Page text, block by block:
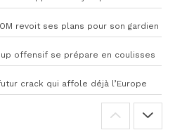
revoit ses plans pour son gardien
offensif se prépare en coulisses
crack qui affole déjà l’Europe